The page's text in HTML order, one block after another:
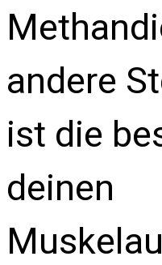
andere
ist die
deinen